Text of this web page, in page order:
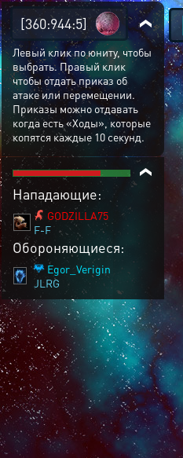
[360:944:5]
Левый клик по юниту, чтобы
выбрать. Правый клик
чтобы отдать приказ об
атаке или перемещении.
Приказы можно отдавать
когда есть «Ходы», которые
копятся каждые 10 секунд.
Нападающие:
GODZILLA75
F-F
Обороняющиеся:
Egor_Verigin
JLRG